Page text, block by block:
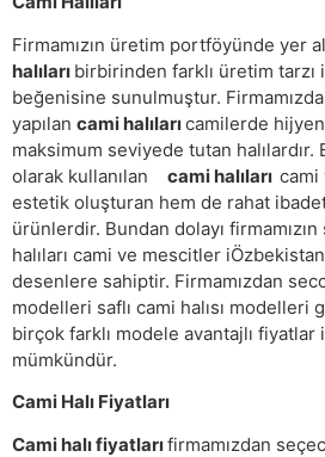
Firmamızın üretim portföyünde yer
halıları birbirinden farklı üretim
beğenisine sunulmuştur. Firmamızda
yapılan cami halılarıcamilerde
maksimum seviyede tutan
olarak kullanılan cami halıları cami
estetik oluşturan hem de rahat ibadet
ürünlerdir. Bundan dolayı
halıları cami ve mescitler
desenlere sahiptir. Firmamızdan
modelleri saflı cami halısı modelleri
birçok farklı modele avantajlı fiyatlar
mümkündür.
Cami Halı Fiyatları
Cami halı fiyatlarıfirmamızdan